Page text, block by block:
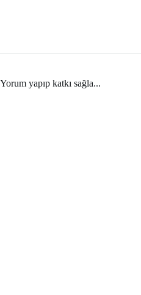
Yorum yapıp katkı sağla...